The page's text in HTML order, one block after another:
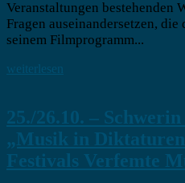
Veranstaltungen bestehenden
Fragen auseinandersetzen,
seinem Filmprogramm...
weiterlesen
25./26.10. –
„Musik in
Festivals Verfemte